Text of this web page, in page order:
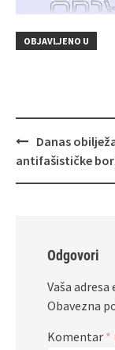
OBJAVLJENO U
Navigacija
objava
Danas
antifašističke
Odgovori
Vaša
Obavezna
Komentar *